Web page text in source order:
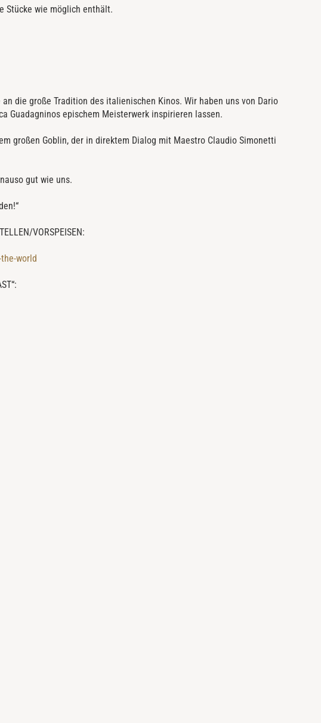
Stücke wie möglich enthält.
an die große Tradition des italienischen Kinos. Wir haben uns von Dario
Guadagninos epischem Meisterwerk inspirieren lassen.
großen Goblin, der in direktem Dialog mit Maestro Claudio Simonetti
gut wie uns.
VORSPEISEN:
world